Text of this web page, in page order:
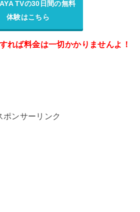
TVの30日間の無料
体験はこちら
れば料金は一切かかりませんよ！
ポンサーリンク